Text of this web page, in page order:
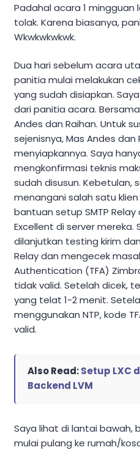
Padahal acara 1 mingguan
tolak. Karena biasanya,
Wkwkwkwkwk.
Dua hari sebelum acara
panitia mulai melakukan
yang sudah disiapkan.
dari panitia acara.
Andes dan Raihan. Untuk
sejenisnya, Mas Andes
menyiapkannya. Saya
mengkonfirmasi teknis
sudah disusun. Kebetulan,
menangani salah satu
bantuan setup SMTP
Excellent di server mereka.
dilanjutkan testing kirim
Relay dan mengecek
Authentication (TFA)
tidak valid. Setelah dicek,
yang telat 1-2 menit.
menggunakan NTP, kode
valid.
Also Read:Setup LXC
Backend LVM
Saya lihat di lantai bawah,
mulai pulang ke rumah/